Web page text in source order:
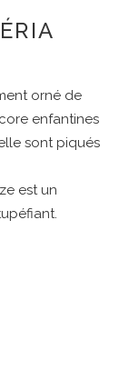
orné de
enfantines
sont piqués
est un